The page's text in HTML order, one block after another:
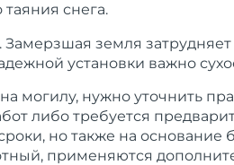
снега.
земля
установки важно
могилу, нужно уточнить
либо требуется
но также на
применяются